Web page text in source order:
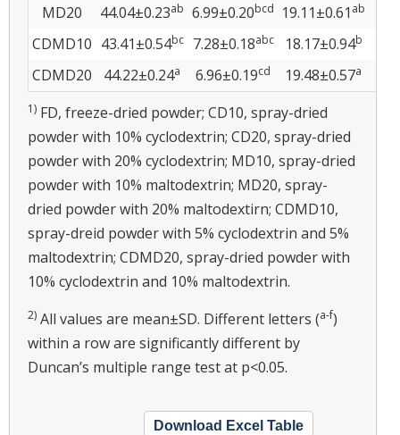
MD20
44.04±0.23ab 6.99±0.20bcd 19.11±0.61 ab
CDMD10 43.41±0.54bc 7.28±0.18abc 18.17±0.94b
CDMD20
44.22±0.24a 6.96±0.19cd 19.48±0.57a
1) FD, freeze-dried powder; CD10, spray-dried
powder with 10% cyclodextrin; CD20, spray-dried
powder with 20% cyclodextrin; MD10, spray-dried
powder with 10% maltodextrin; MD20, spray-
dried powder with 20% maltodextirn; CDMD10,
spray-dreid powder with 5% cyclodextrin and 5%
maltodextrin; CDMD20, spray-dried powder with
10% cyclodextrin and 10% maltodextrin.
2) All values are mean±SD. Different letters (a-f)
within a row are significantly different by
Duncan’s multiple range test at p<0.05.
Download Excel Table